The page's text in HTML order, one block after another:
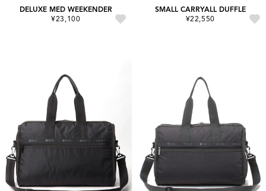
DELUXE MED WEEKENDER
¥23,100
SMALL CARRYALL DUFFLE
¥22,550